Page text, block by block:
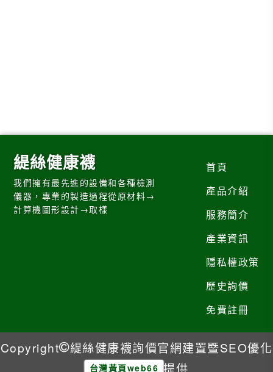
緹絲健康襪
我們擁有最先進的設備和各種檢測
儀器，專業的製造過程從原材料→
計算機圖形設計→取樣
首頁
產品介紹
服務簡介
產業資訊
隱私權政策
歷史詢價
免費註冊
Copyright 緹絲健康襪詢價官網建置暨SEO優化
台灣黃頁web66 提供